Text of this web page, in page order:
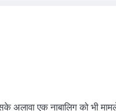
अलावा एक नाबालिग को भी